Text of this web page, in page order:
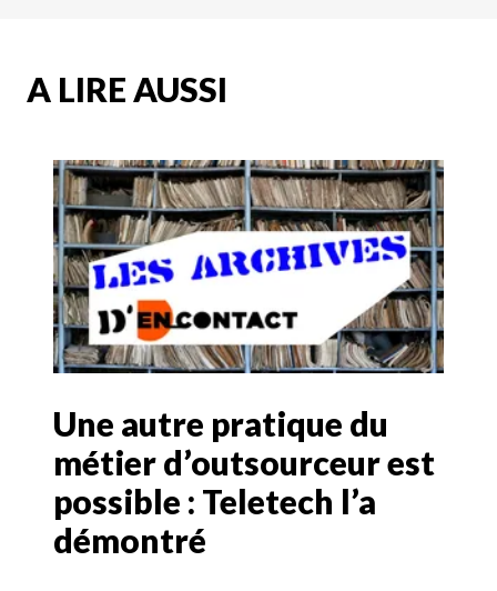
A LIRE AUSSI
Une autre pratique du
métier d’outsourceur est
possible : Teletech l’a
démontré